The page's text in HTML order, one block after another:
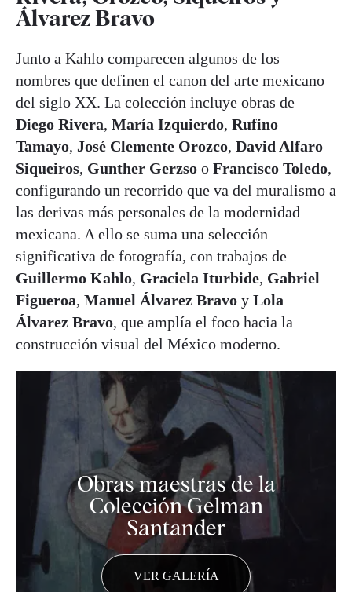
Álvarez Bravo
Junto a Kahlo comparecen algunos de los
nombres que definen el canon del arte mexicano
del siglo XX. La colección incluye obras de
Diego Rivera, María Izquierdo, Rufino
Tamayo, José Clemente Orozco, David Alfaro
Siqueiros, Gunther Gerzso o Francisco Toledo,
configurando un recorrido que va del muralismo a
las derivas más personales de la modernidad
mexicana. A ello se suma una selección
significativa de fotografía, con trabajos de
Guillermo Kahlo, Graciela Iturbide, Gabriel
Figueroa, Manuel Álvarez Bravo y Lola
Álvarez Bravo, que amplía el foco hacia la
construcción visual del México moderno.
Obras maestras de la
Colección Gelman
Santander
VER GALERÍA